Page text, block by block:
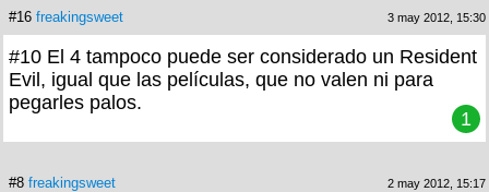
#16 freakingsweet 3 may 2012, 15:30
#10 El 4 tampoco puede ser considerado un Resident
Evil, igual que las películas, que no valen ni para
pegarles palos.
1
#8 freakingsweet 2 may 2012, 15:17